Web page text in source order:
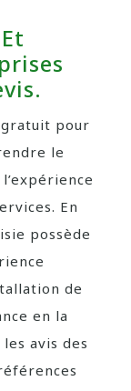
gratuit pour
le
En
possède
de
en la
avis des